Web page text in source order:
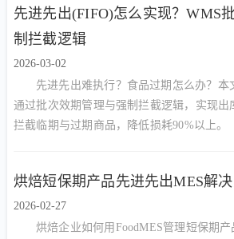
先进先出(FIFO)怎么实现？WMS
制拦截逻辑
2026-03-02
先进先出难执行？食品过期怎么办？本
通过批次效期管理与强制拦截逻辑，实现出
拦截临期与过期商品，降低损耗90%以上。
烘焙短保期产品先进先出MES解
2026-02-27
烘焙企业如何用FoodMES管理短保期